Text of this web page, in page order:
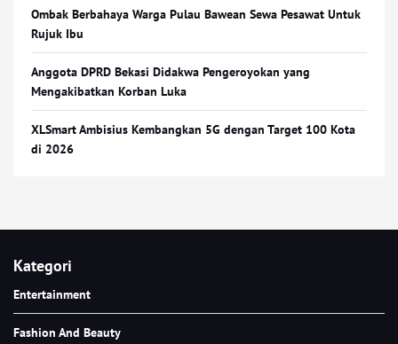
Ombak Berbahaya Warga Pulau Bawean Sewa Pesawat Untuk
Rujuk Ibu
Anggota DPRD Bekasi Didakwa Pengeroyokan yang
Mengakibatkan Korban Luka
XLSmart Ambisius Kembangkan 5G dengan Target 100 Kota
di 2026
Kategori
Entertainment
Fashion And Beauty